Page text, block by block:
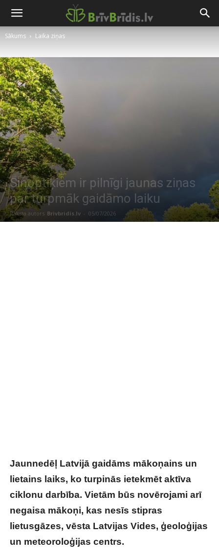
Sākums Laika ziņas
Sinoptiķiem ir pilnīgi jaunas ziņas
par turpmāk gaidāmo laiku
Raksta autors Brivbridis.lv - 05/07/2026
Jaunnedēļ Latvijā gaidāms mākoņains un
lietains laiks, ko turpinās ietekmēt aktīva
ciklonu darbība. Vietām būs novērojami arī
negaisa mākoņi, kas nesīs stipras
lietusgāzes, vēsta Latvijas Vides, ģeoloģijas
un meteoroloģijas centrs.